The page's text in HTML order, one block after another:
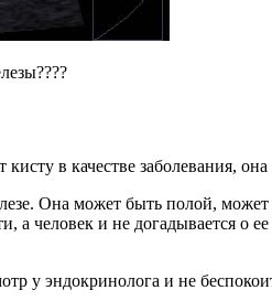
в качестве заболевания,
Она может быть полой,
а человек и не догадывается
у эндокринолога и не